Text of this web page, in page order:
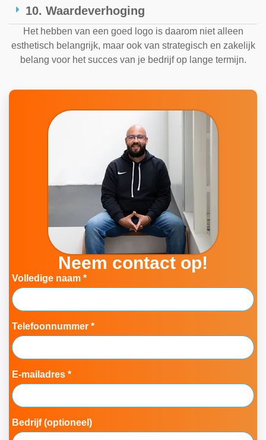
10. Waardeverhoging
Het hebben van een goed logo is daarom niet alleen
esthetisch belangrijk, maar ook van strategisch en zakelijk
belang voor het succes van je bedrijf op lange termijn.
Neem contact op!
Volledige naam *
Telefoonnummer *
E-mailadres *
Bedrijf (optioneel)